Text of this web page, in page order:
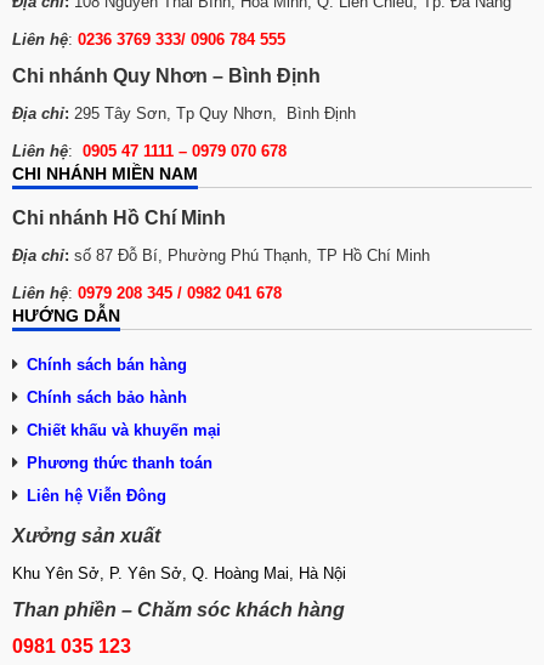
Tìm hiểu thêm: Tủ ủ bánh mì 10 khay – Tủ
ủ bột làm bánh chất lượng SỐ 1!
3 mẫu máy se bột bánh mì để khách hàng
lựa chọn
Máy se bột 1 băng tải
Máy se bánh mì 1 băng tải là dòng máy nhỏ
được cán mỏng sẽ chạy theo băng tải, đi
qua lưới inox và cuộn lại thành nhiều lớp.
Liên hệ: 0236 3769 333/ 0906 784 555
Chi nhánh Quy Nhơn – Bình Định
Địa chỉ: 295 Tây Sơn, Tp Quy Nhơn, Bình Định
Liên hệ: 0905 47 1111 – 0979 070 678
CHI NHÁNH MIỀN NAM
Chi nhánh Hồ Chí Minh
Địa chỉ: số 87 Đỗ Bí, Phường Phú Thạnh, TP Hồ Chí Minh
Liên hệ: 0979 208 345 / 0982 041 678
HƯỚNG DẪN
Chính sách bán hàng
Chính sách bảo hành
Chiết khấu và khuyến mại
Phương thức thanh toán
Liên hệ Viễn Đông
Xưởng sản xuất
Khu Yên Sở, P. Yên Sở, Q. Hoàng Mai, Hà Nội
Than phiền – Chăm sóc khách hàng
0981 035 123